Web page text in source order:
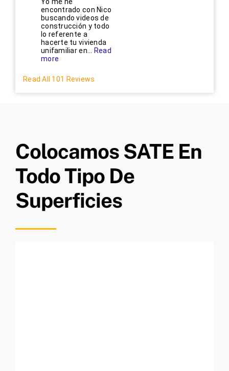
Yo me he
encontrado con Nico
buscando videos de
construcción y todo
lo referente a
hacerte tu vivienda
unifamiliar en... Read
more
Read All 101 Reviews
Colocamos SATE En
Todo Tipo De
Superficies